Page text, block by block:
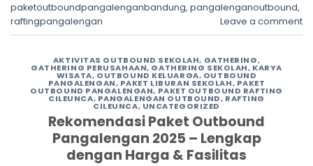
paketoutboundpangalenganbandung, pangalenganoutbound,
raftingpangalengan
Leave a comment
AKTIVITAS OUTBOUND SEKOLAH, GATHERING,
GATHERING PERUSAHAAN, GATHERING SEKOLAH, KARYA
WISATA, OUTBOUND KELUARGA, OUTBOUND
PANGALENGAN, PAKET LIBURAN SEKOLAH, PAKET
OUTBOUND PANGALENGAN, PAKET OUTBOUND RAFTING
CILEUNCA, PANGALENGAN OUTBOUND, RAFTING
CILEUNCA, UNCATEGORIZED
Rekomendasi Paket Outbound
Pangalengan 2025 – Lengkap
dengan Harga & Fasilitas